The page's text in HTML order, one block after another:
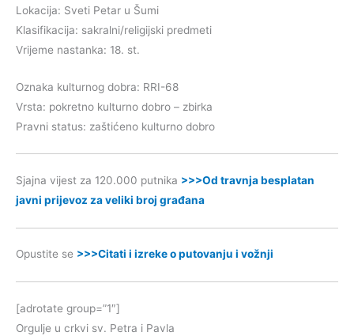
Lokacija: Sveti Petar u Šumi
Klasifikacija: sakralni/religijski predmeti
Vrijeme nastanka: 18. st.
Oznaka kulturnog dobra: RRI-68
Vrsta: pokretno kulturno dobro – zbirka
Pravni status: zaštićeno kulturno dobro
Sjajna vijest za 120.000 putnika >>>Od travnja besplatan
javni prijevoz za veliki broj građana
Opustite se >>>Citati i izreke o putovanju i vožnji
[adrotate group=”1″]
Orgulje u crkvi sv. Petra i Pavla